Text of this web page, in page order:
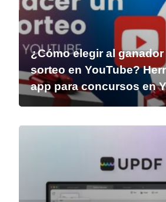
¿Cómo elegir al
sorteo en YouTube?
app para concursos en